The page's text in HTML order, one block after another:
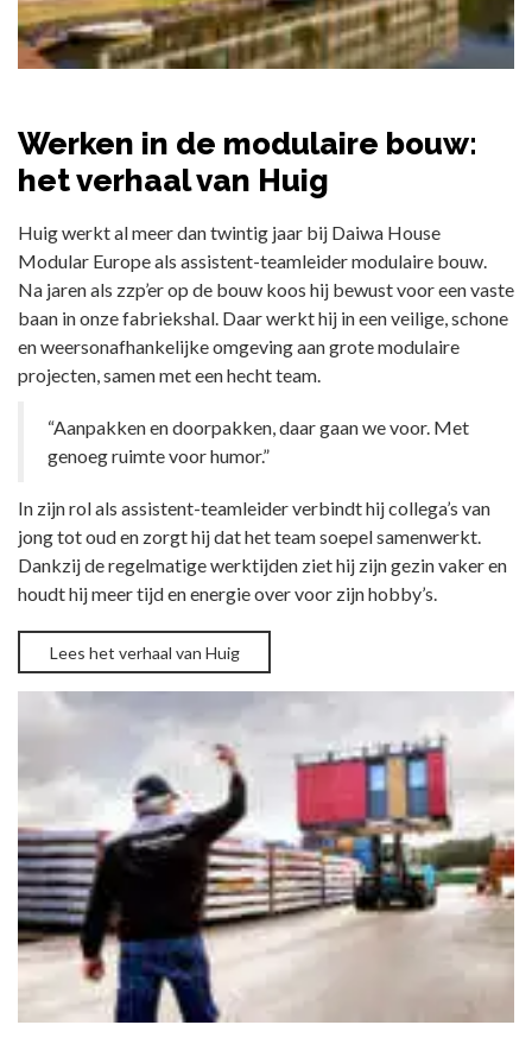
Werken in de modulaire bouw:
het verhaal van Huig
Huig werkt al meer dan twintig jaar bij Daiwa House
Modular Europe als assistent-teamleider modulaire bouw.
Na jaren als zzp’er op de bouw koos hij bewust voor een vaste
baan in onze fabriekshal. Daar werkt hij in een veilige, schone
en weersonafhankelijke omgeving aan grote modulaire
projecten, samen met een hecht team.
“Aanpakken en doorpakken, daar gaan we voor. Met
genoeg ruimte voor humor.”
In zijn rol als assistent-teamleider verbindt hij collega’s van
jong tot oud en zorgt hij dat het team soepel samenwerkt.
Dankzij de regelmatige werktijden ziet hij zijn gezin vaker en
houdt hij meer tijd en energie over voor zijn hobby’s.
Lees het verhaal van Huig